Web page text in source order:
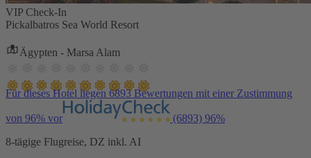
VIP Check-In
Pickalbatros Sea World Resort
Ägypten - Marsa Alam
Für dieses Hotel liegen 6893 Bewertungen mit einer Zustimmung
von 96% vor (6893) 96%
8-tägige Flugreise, DZ inkl. AI